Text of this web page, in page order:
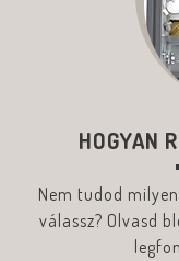
HOGYAN
Nem tudod
válassz? Olvasd